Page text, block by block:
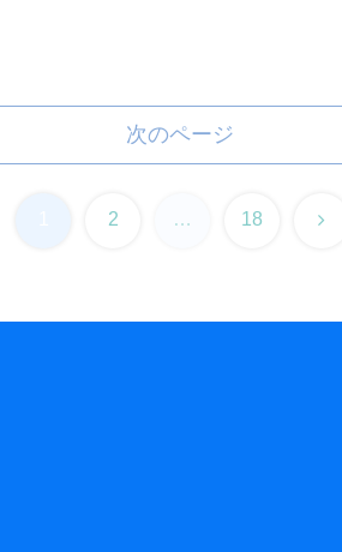
次のページ
2 … 18 次